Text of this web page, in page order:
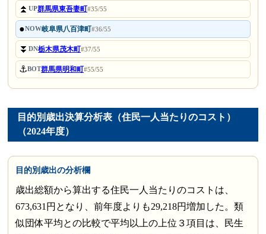
⏫UP群馬県東吾妻町#35/55
●NOW岐阜県八百津町#36/55
⏬DN栃木県茂木町#37/55
⚓BOT群馬県明和町#55/55
目的別歳出決算分析表（住民一人当たりのコスト）
（2024年度）
目的別歳出の分析欄
歳出総額から算出する住民一人当たりのコストは、
673,631円となり、前年度よりも29,218円増加した。類
似団体平均との比較で平均以上の上位３項目は、民生